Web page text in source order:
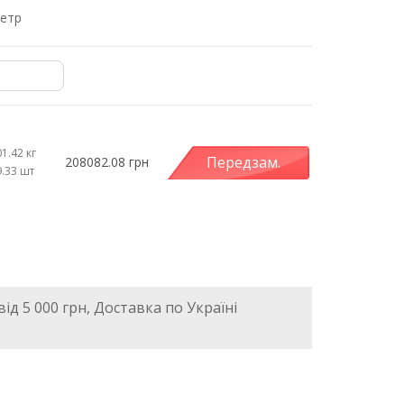
кг
шт
208082.08 грн Передзам.
5 000 грн, Доставка по Україні